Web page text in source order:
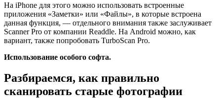
На iPhone для этого можно использовать встроенные
приложения «Заметки» или «Файлы», в которые встроена
данная функция, — отдельного внимания также заслуживает
Scanner Pro от компании Readdle. На Android можно, как
вариант, также попробовать TurboScan Pro.
Использование особого софта.
Разбираемся, как правильно
сканировать старые фотографии